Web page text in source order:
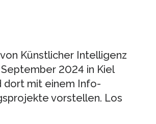
Künstlicher Intelligenz
2024 in Kiel
dort mit einem Info-
vorstellen. Los